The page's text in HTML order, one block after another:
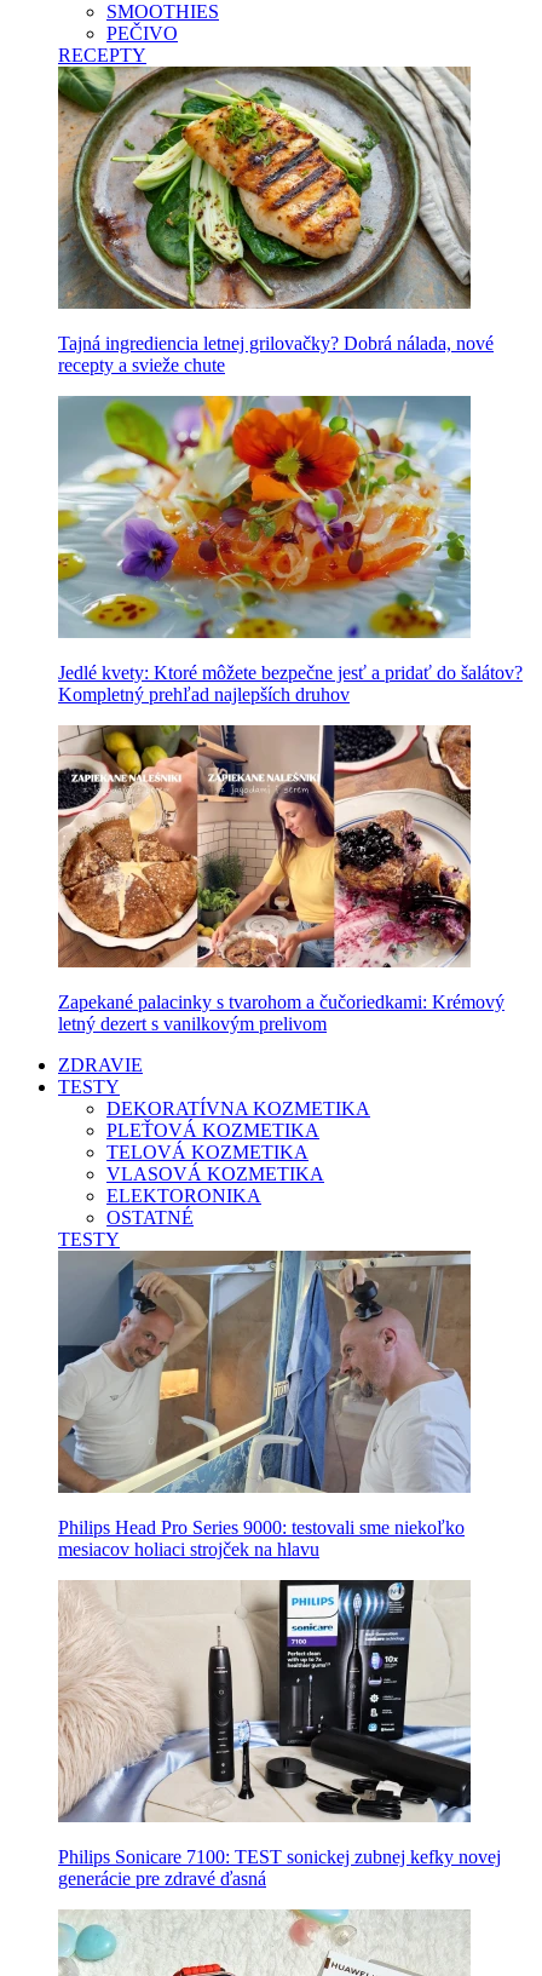
SMOOTHIES
PEČIVO
RECEPTY
Tajná ingrediencia letnej grilovačky? Dobrá nálada, nové
recepty a svieže chute
Jedlé kvety: Ktoré môžete bezpečne jesť a pridať do šalátov?
Kompletný prehľad najlepších druhov
Zapekané palacinky s tvarohom a čučoriedkami: Krémový
letný dezert s vanilkovým prelivom
ZDRAVIE
TESTY
DEKORATÍVNA KOZMETIKA
PLEŤOVÁ KOZMETIKA
TELOVÁ KOZMETIKA
VLASOVÁ KOZMETIKA
ELEKTORONIKA
OSTATNÉ
TESTY
Philips Head Pro Series 9000: testovali sme niekoľko
mesiacov holiaci strojček na hlavu
Philips Sonicare 7100: TEST sonickej zubnej kefky novej
generácie pre zdravé ďasná